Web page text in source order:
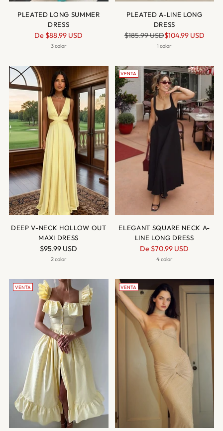
PLEATED LONG SUMMER
DRESS
Precio
normal
De $88.99 USD
3 color
PLEATED A-LINE LONG
DRESS
Precio
normal
$185.99 USD$104.99 USD
1 color
DEEP V-NECK HOLLOW OUT
MAXI DRESS
$95.99 USD
2 color
VENTA
ELEGANT SQUARE NECK A-
LINE LONG DRESS
Precio
normal
De $70.99 USD
4 color
VENTA VENTA